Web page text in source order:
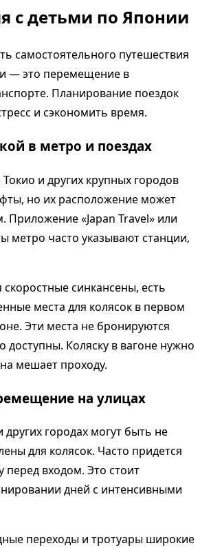
с детьми по Японии
самостоятельного путешествия
— это перемещение в
Планирование поездок
и сэкономить время.
в метро и поездах
и других крупных городов
но их расположение может
Приложение «Japan Travel» или
метро часто указывают станции,
синкансены, есть
места для колясок в первом
Эти места не бронируются
доступны. Коляску в вагоне нужно
мешает проходу.
на улицах
городах могут быть не
для колясок. Часто придется
перед входом. Это стоит
дней с интенсивными
переходы и тротуары широкие